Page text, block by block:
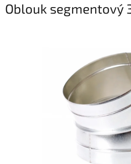
Oblouk segmentový